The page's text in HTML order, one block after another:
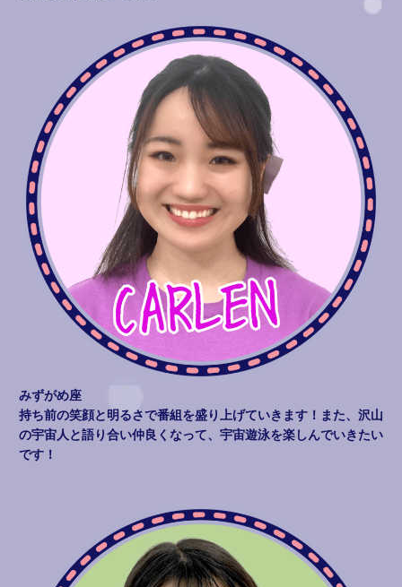
みずがめ座
持ち前の笑顔と明るさで番組を盛り上げていきます！また、沢山
の宇宙人と語り合い仲良くなって、宇宙遊泳を楽しんでいきたい
です！